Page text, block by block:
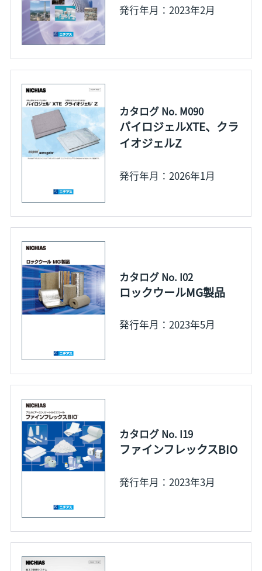
発行年月：2023年2月
カタログ No. M090
パイロジェルXTE、クラ
イオジェルZ
発行年月：2026年1月
カタログ No. I02
ロックウールMG製品
発行年月：2023年5月
カタログ No. I19
ファインフレックスBIO
発行年月：2023年3月